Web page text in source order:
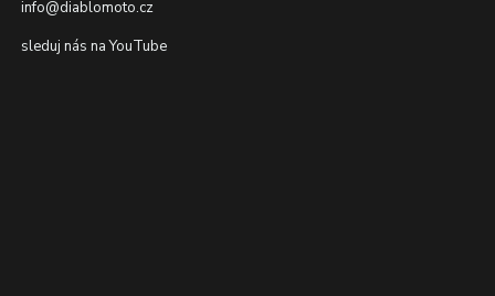
info@diablomoto.cz
sleduj nás na YouTube